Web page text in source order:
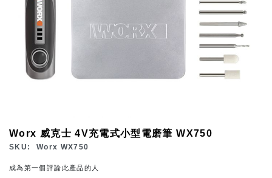
Worx 威克士 4V充電式小型電磨筆 WX750
SKU Worx WX750
成為第一個評論此產品的人
beginning